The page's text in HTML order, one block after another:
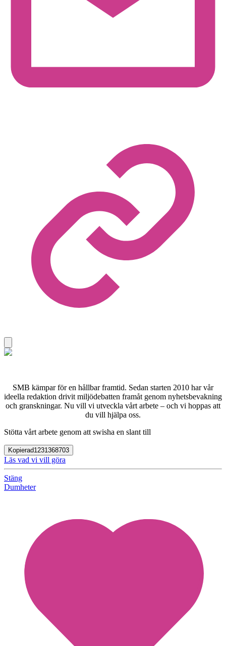
SMB kämpar för en hållbar framtid. Sedan starten 2010 har vår
ideella redaktion drivit miljödebatten framåt genom nyhetsbevakning
och granskningar. Nu vill vi utveckla vårt arbete – och vi hoppas att
du vill hjälpa oss.
Stötta vårt arbete genom att swisha en slant till
Kopierad1231368703
Läs vad vi vill göra
Stäng
Dumheter